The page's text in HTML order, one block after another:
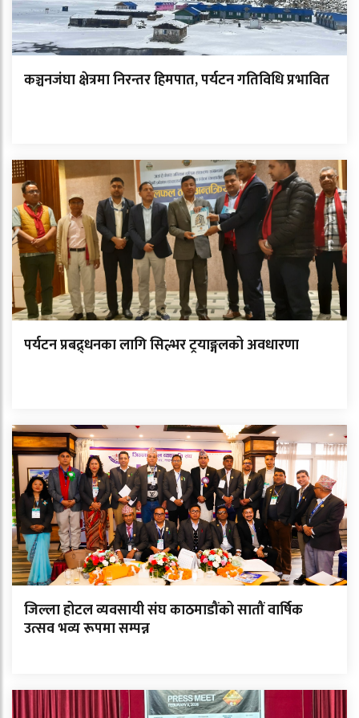
कञ्चनजंघा क्षेत्रमा निरन्तर हिमपात, पर्यटन गतिविधि प्रभावित
पर्यटन प्रबद्र्धनका लागि सिल्भर ट्रयाङ्गलको अवधारणा
जिल्ला होटल व्यवसायी संघ काठमाडौंको सातौं वार्षिक
उत्सव भव्य रूपमा सम्पन्न